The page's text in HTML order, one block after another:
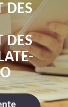
DES
DES